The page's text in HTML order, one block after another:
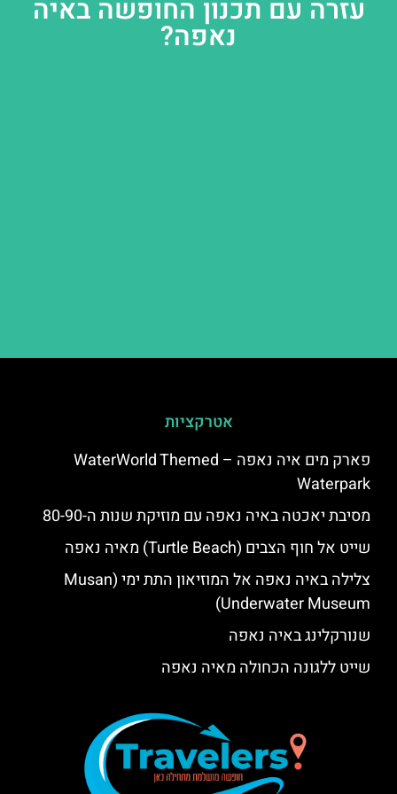
עזרה עם תכנון החופשה באיה
נאפה?
אטרקציות
פארק מים איה נאפה – ‪‪WaterWorld Themed
Waterpark‬‬
מסיבת יאכטה באיה נאפה עם מוזיקת שנות ה-80-90
שייט אל חוף הצבים (Turtle Beach) מאיה נאפה
צלילה באיה נאפה אל המוזיאון התת ימי (Musan
Underwater Museum)
שנורקלינג באיה נאפה
שייט ללגונה הכחולה מאיה נאפה